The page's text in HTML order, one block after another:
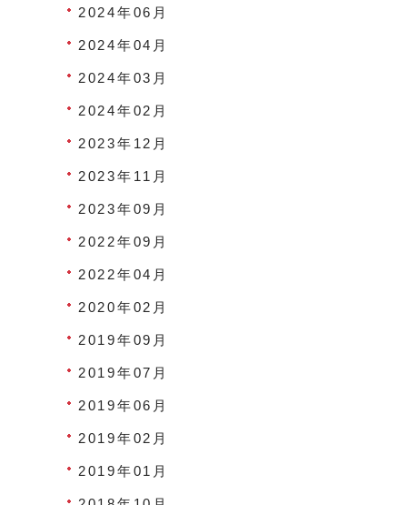
2024年06月
2024年04月
2024年03月
2024年02月
2023年12月
2023年11月
2023年09月
2022年09月
2022年04月
2020年02月
2019年09月
2019年07月
2019年06月
2019年02月
2019年01月